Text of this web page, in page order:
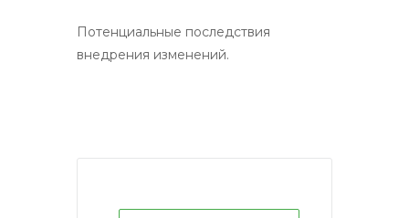
Потенциальные последствия
внедрения изменений.